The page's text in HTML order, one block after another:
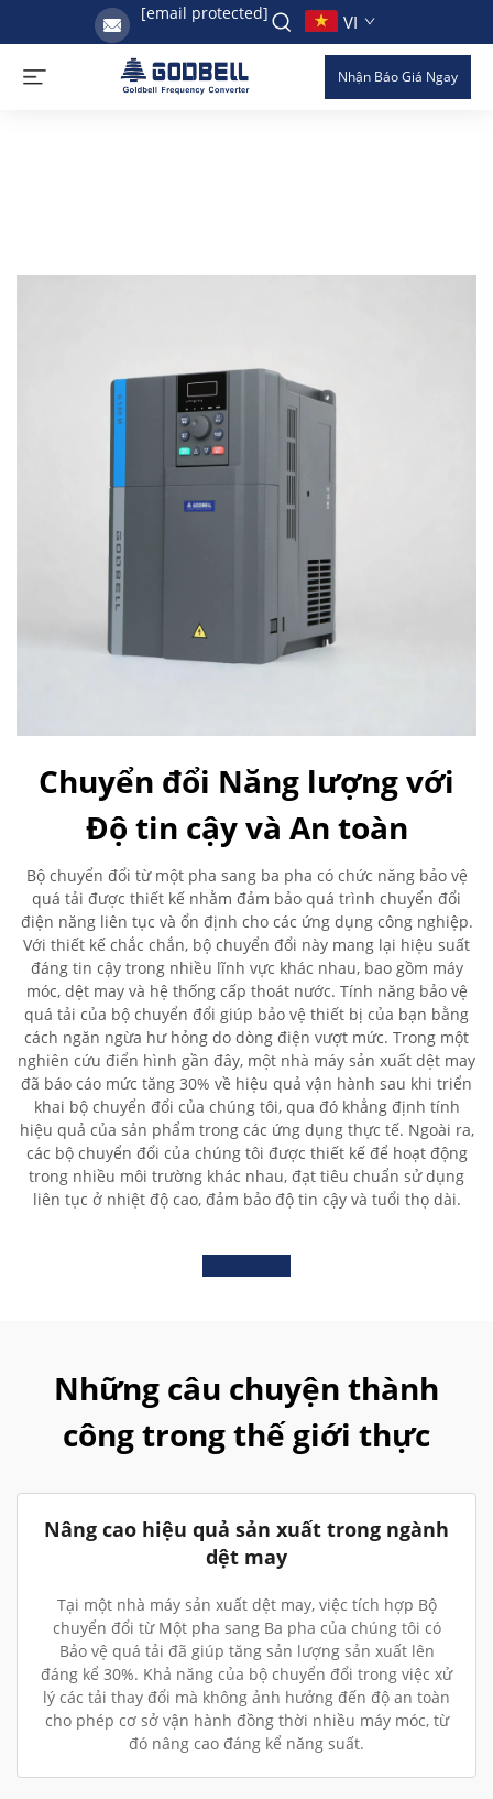
[email protected] VI
Nhận Báo Giá Ngay
Chuyển đổi Năng lượng với
Độ tin cậy và An toàn
Bộ chuyển đổi từ một pha sang ba pha có chức năng bảo vệ
quá tải được thiết kế nhằm đảm bảo quá trình chuyển đổi
điện năng liên tục và ổn định cho các ứng dụng công nghiệp.
Với thiết kế chắc chắn, bộ chuyển đổi này mang lại hiệu suất
đáng tin cậy trong nhiều lĩnh vực khác nhau, bao gồm máy
móc, dệt may và hệ thống cấp thoát nước. Tính năng bảo vệ
quá tải của bộ chuyển đổi giúp bảo vệ thiết bị của bạn bằng
cách ngăn ngừa hư hỏng do dòng điện vượt mức. Trong một
nghiên cứu điển hình gần đây, một nhà máy sản xuất dệt may
đã báo cáo mức tăng 30% về hiệu quả vận hành sau khi triển
khai bộ chuyển đổi của chúng tôi, qua đó khẳng định tính
hiệu quả của sản phẩm trong các ứng dụng thực tế. Ngoài ra,
các bộ chuyển đổi của chúng tôi được thiết kế để hoạt động
trong nhiều môi trường khác nhau, đạt tiêu chuẩn sử dụng
liên tục ở nhiệt độ cao, đảm bảo độ tin cậy và tuổi thọ dài.
Những câu chuyện thành
công trong thế giới thực
Nâng cao hiệu quả sản xuất trong ngành
dệt may
Tại một nhà máy sản xuất dệt may, việc tích hợp Bộ
chuyển đổi từ Một pha sang Ba pha của chúng tôi có
Bảo vệ quá tải đã giúp tăng sản lượng sản xuất lên
đáng kể 30%. Khả năng của bộ chuyển đổi trong việc xử
lý các tải thay đổi mà không ảnh hưởng đến độ an toàn
cho phép cơ sở vận hành đồng thời nhiều máy móc, từ
đó nâng cao đáng kể năng suất.